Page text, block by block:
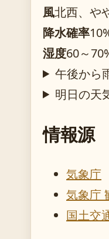
風北西、や
降水確率
湿度60～
午後から
明日の天
情報源
気象庁
気象庁
国土交